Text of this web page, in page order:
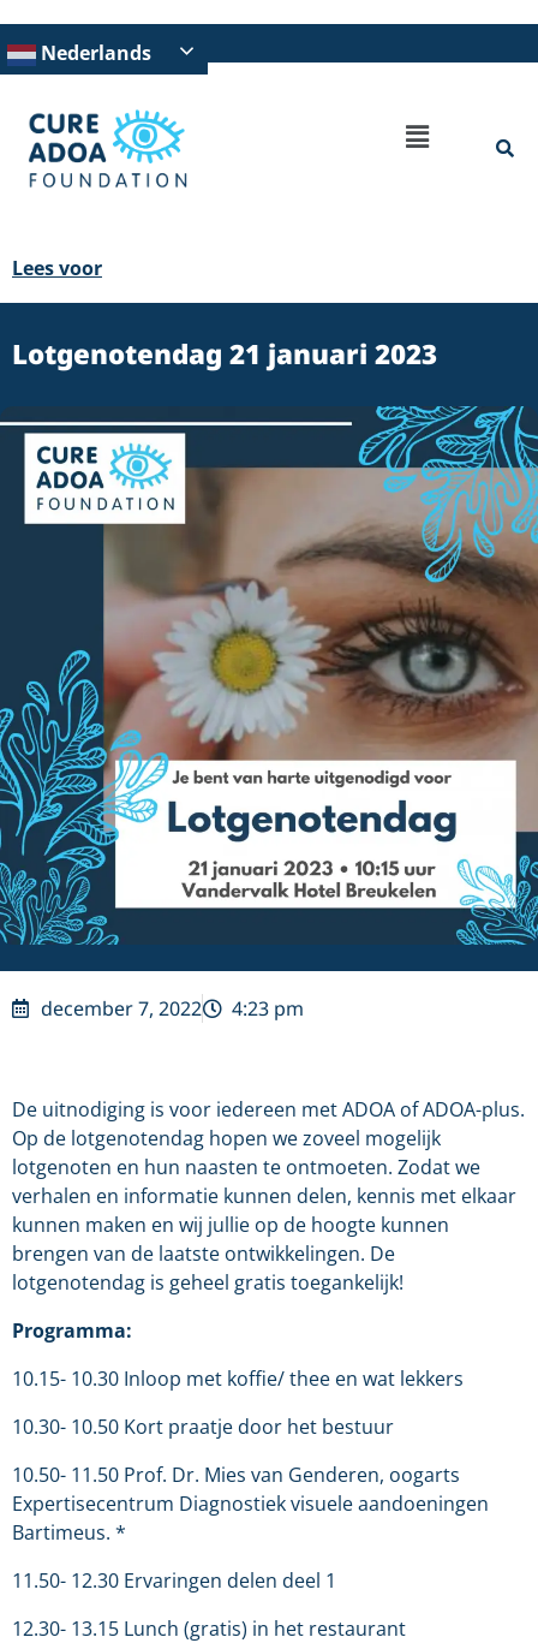
Nederlands
Lees voor
Lotgenotendag 21 januari 2023
december 7, 2022 4:23 pm
De uitnodiging is voor iedereen met ADOA of ADOA-plus.
Op de lotgenotendag hopen we zoveel mogelijk
lotgenoten en hun naasten te ontmoeten. Zodat we
verhalen en informatie kunnen delen, kennis met elkaar
kunnen maken en wij jullie op de hoogte kunnen
brengen van de laatste ontwikkelingen. De
lotgenotendag is geheel gratis toegankelijk!
Programma:
10.15- 10.30 Inloop met koffie/ thee en wat lekkers
10.30- 10.50 Kort praatje door het bestuur
10.50- 11.50 Prof. Dr. Mies van Genderen, oogarts
Expertisecentrum Diagnostiek visuele aandoeningen
Bartimeus. *
11.50- 12.30 Ervaringen delen deel 1
12.30- 13.15 Lunch (gratis) in het restaurant